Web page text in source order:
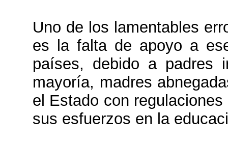
Uno de los lamentables
es la falta de apoyo a
países, debido a padres
mayoría, madres
el Estado con
sus esfuerzos en la